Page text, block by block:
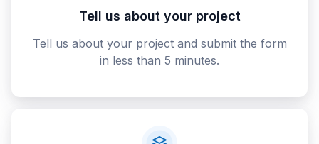
Tell us about your project
Tell us about your project and submit the form
in less than 5 minutes.